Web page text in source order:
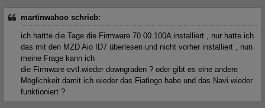
martinwahoo schrieb:
ich hattte die Tage die Firmware 70.00.100A installiert , nur hatte ich
das mit den MZD Aio ID7 überlesen und nicht vorher installiert , nun
meine Frage kann ich
die Firmware evtl.wieder downgraden ? oder gibt es eine andere
Möglichkeit damit ich wieder das Fiatlogo habe und das Navi wieder
funktioniert ?